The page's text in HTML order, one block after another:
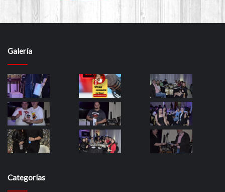
Galería
Categorías